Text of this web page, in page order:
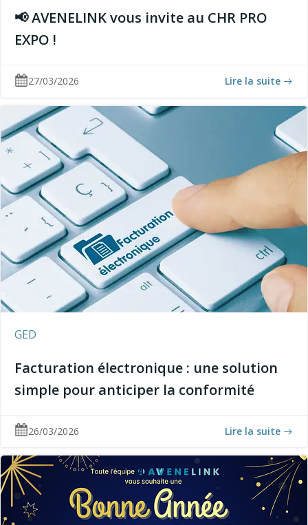
📢 AVENELINK vous invite au CHR PRO
EXPO !
27/03/2026 Lire la suite
GED
Facturation électronique : une solution
simple pour anticiper la conformité
26/03/2026 Lire la suite